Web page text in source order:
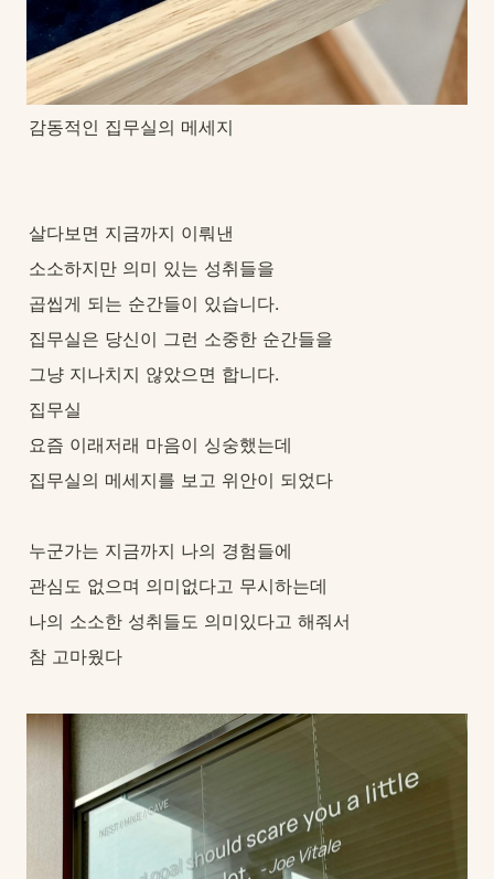
감동적인 집무실의 메세지
살다보면 지금까지 이뤄낸
소소하지만 의미 있는 성취들을
곱씹게 되는 순간들이 있습니다.
집무실은 당신이 그런 소중한 순간들을
그냥 지나치지 않았으면 합니다.
집무실
요즘 이래저래 마음이 싱숭했는데
집무실의 메세지를 보고 위안이 되었다
누군가는 지금까지 나의 경험들에
관심도 없으며 의미없다고 무시하는데
나의 소소한 성취들도 의미있다고 해줘서
참 고마웠다